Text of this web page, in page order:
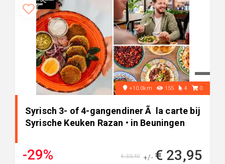
+10.0km 155 4 0
Syrisch 3- of 4-gangendiner Ã la carte bij
Syrische Keuken Razan • in Beuningen
-29% +/- € 23,95
€ 33,40